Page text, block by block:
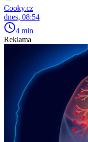
Cooky.cz
dnes, 08:54
4 min
Reklama